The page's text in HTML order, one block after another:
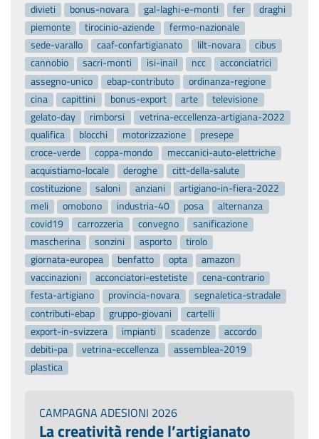
divieti
bonus-novara gal-laghi-e-monti fer
draghi
piemonte
tirocinio-aziende
fermo-nazionale
sede-varallo
caaf-confartigianato lilt-novara
cibus
cannobio
sacri-monti isi-inail ncc
acconciatrici
assegno-unico
ebap-contributo
ordinanza-regione
cina
capittini bonus-export arte
televisione
gelato-day
rimborsi
vetrina-eccellenza-artigiana-2022
qualifica
blocchi motorizzazione
presepe
croce-verde
coppa-mondo
meccanici-auto-elettriche
acquistiamo-locale
deroghe
citt-della-salute
costituzione
saloni anziani
artigiano-in-fiera-2022
meli
omobono industria-40 posa
alternanza
covid19
carrozzeria convegno
sanificazione
mascherina
sonzini asporto
tirolo
giornata-europea
benfatto opta
amazon
vaccinazioni
acconciatori-estetiste
cena-contrario
festa-artigiano
provincia-novara
segnaletica-stradale
contributi-ebap
gruppo-giovani
cartelli
export-in-svizzera
impianti scadenze
accordo
debiti-pa
vetrina-eccellenza
assemblea-2019
plastica
CAMPAGNA ADESIONI 2026
La creatività rende l’artigianato